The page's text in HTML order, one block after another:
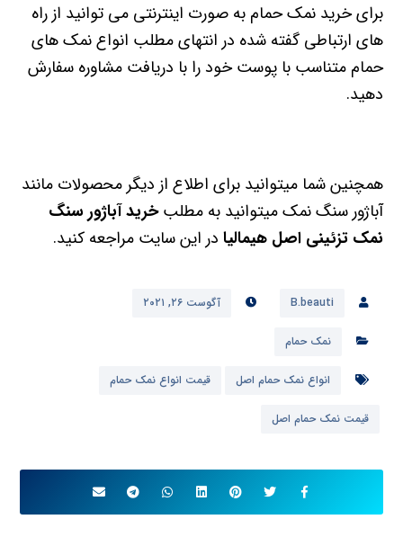
برای خرید نمک حمام به صورت اینترنتی می توانید از راه
های ارتباطی گفته شده در انتهای مطلب انواع نمک های
حمام متناسب با پوست خود را با دریافت مشاوره سفارش
دهید.
همچنین شما میتوانید برای اطلاع از دیگر محصولات مانند
آباژور سنگ نمک میتوانید به مطلبخرید آباژور سنگ
نمک تزئینی اصل هیمالیا در این سایت مراجعه کنید.
B.beauti آگوست ۲۶, ۲۰۲۱
نمک حمام
انواع نمک حمام اصل قیمت انواع نمک حمام
قیمت نمک حمام اصل